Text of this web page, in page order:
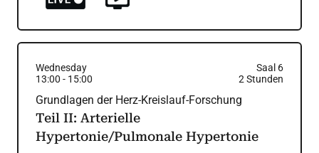
Wednesday
Saal 6
13:00 - 15:00 2 Stunden
Grundlagen der Herz-Kreislauf-Forschung
Teil II: Arterielle
Hypertonie/Pulmonale Hypertonie